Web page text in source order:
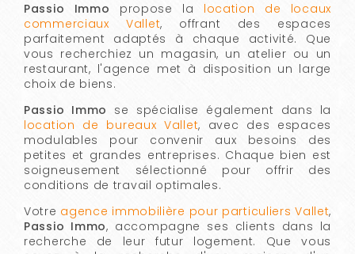
Passio Immo propose la location de locaux
commerciaux Vallet, offrant des espaces
parfaitement adaptés à chaque activité. Que
vous recherchiez un magasin, un atelier ou un
restaurant, l'agence met à disposition un large
choix de biens.
Passio Immo se spécialise également dans la
location de bureaux Vallet, avec des espaces
modulables pour convenir aux besoins des
petites et grandes entreprises. Chaque bien est
soigneusement sélectionné pour offrir des
conditions de travail optimales.
Votre agence immobilière pour particuliers Vallet,
Passio Immo, accompagne ses clients dans la
recherche de leur futur logement. Que vous